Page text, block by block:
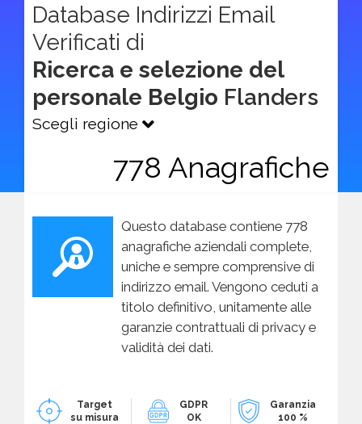
Database Indirizzi Email
Verificati di
Ricerca e selezione del
personale Belgio Flanders
Scegli regione
778 Anagrafiche
Questo database contiene 778
anagrafiche aziendali complete,
uniche e sempre comprensive di
indirizzo email. Vengono ceduti a
titolo definitivo, unitamente alle
garanzie contrattuali di privacy e
validità dei dati.
Target
su misura
GDPR
OK
Garanzia
100 %